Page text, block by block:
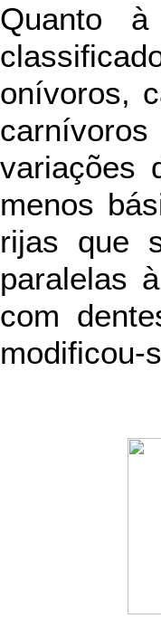
Quanto
onívoros,
variações
menos
rijas que
paralelas
com
modificou-